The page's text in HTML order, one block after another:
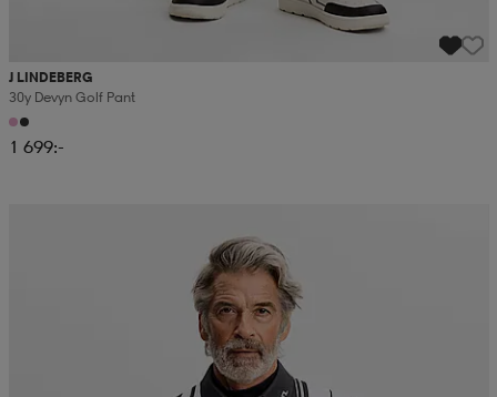
J LINDEBERG
30y Devyn Golf Pant
1 699:-